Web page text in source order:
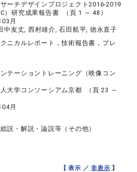
ーチデザインプロジェクト2016-2019
）研究成果報告書 （頁 1 ～ 48）
月
中友丈, 西村雄介, 石田航平, 徳永直子
ニカルレポート，技術報告書，プレ
テーショントレーニング（映像コン
大学コンソーシアム京都 （頁 23 ～
月
説・解説・論説等（その他）
【 表示 ／非表示 】